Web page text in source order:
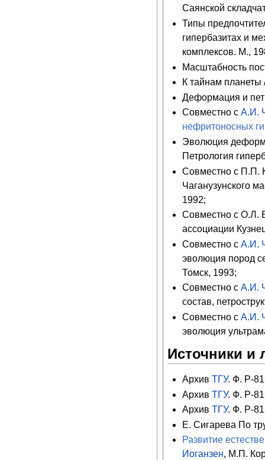
Саянской
Типы
гипербазитах и
комплексов. М.,
Масштабность
К тайнам планеты
Деформация и
Совместно сА.И.
нефритоносных
Эволюция
Петрология
Совместно с П.П.
Чаганузунского
1992;
Совместно с О.Л.
ассоциации
Совместно сА.И.
эволюция пород
Томск, 1993;
Совместно сА.И.
состав,
Совместно сА.И.
эволюция
Источники и
АрхивТГУ. Ф. Р-
АрхивТГУ. Ф. Р-
АрхивТГУ. Ф. Р-
Е. Сигарева По
Развитие
Иоганзен, М.П.